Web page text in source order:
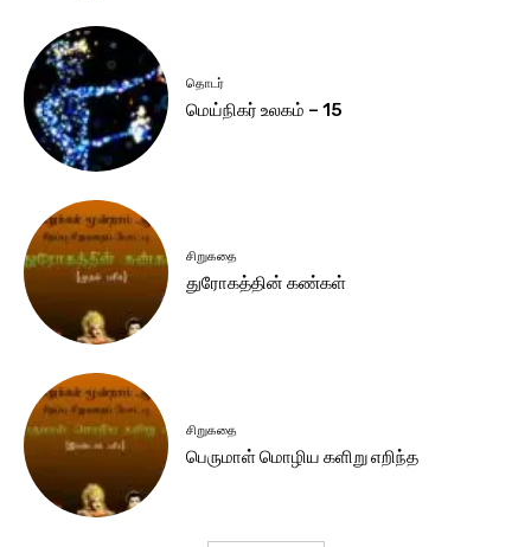
தொடர்
மெய்நிகர் உலகம் – 15
சிறுகதை
துரோகத்தின் கண்கள்
சிறுகதை
பெருமாள் மொழிய களிறு எறிந்த